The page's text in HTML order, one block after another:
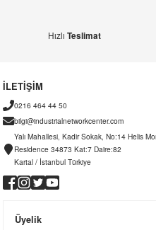
Hızlı Teslimat
İLETİŞİM
0216 464 44 50
bilgi@industrialnetworkcenter.com
Yalı Mahallesi, Kadir Sokak, No:14 Helis
Residence 34873 Kat:7 Daire:82
Kartal / İstanbul Türkiye
Üyelik